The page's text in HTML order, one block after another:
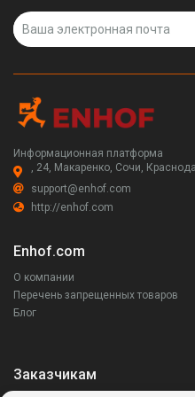
Информационная платформа
, 24, Макаренко, Сочи,
support@enhof.com
http://enhof.com
Enhof.com
О компании
Перечень запрещенных товаров
Блог
Заказчикам